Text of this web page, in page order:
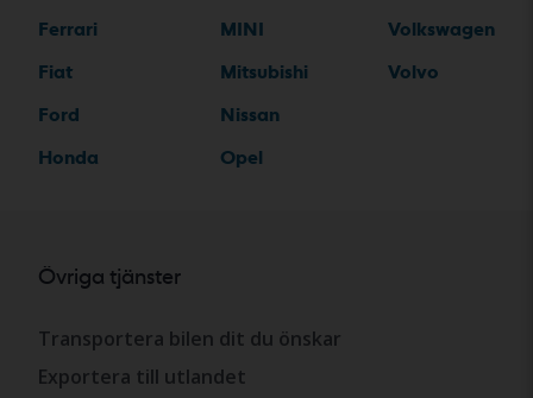
Ferrari
Fiat
Ford
Honda
MINI
Mitsubishi
Nissan
Opel
Volkswagen
Volvo
Övriga tjänster
Transportera bilen dit du önskar
Exportera till utlandet